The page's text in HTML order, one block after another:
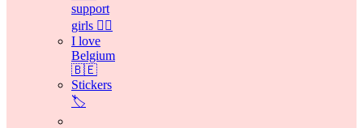
support
girls 👯‍♀️
I love
Belgium
🇧🇪
Stickers
🏷️